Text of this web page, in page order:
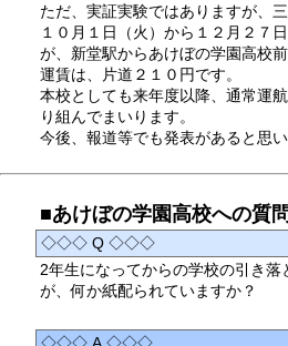
ただ、実証実験ではありますが、
１０月１日（火）から１２月２７
が、新堂駅からあけぼの学園高校
運賃は、片道２１０円です。
本校としても来年度以降、通常運
り組んでまいります。
今後、報道等でも発表があると思
■あけぼの学園高校への質問
◇◇◇ Q ◇◇◇
2年生になってからの学校の引き
が、何か紙配られていますか？